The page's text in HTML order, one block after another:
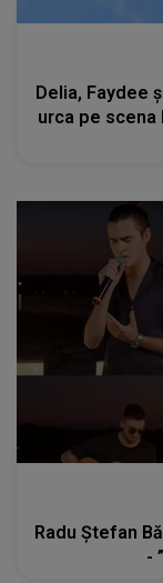
Delia, Faydee
urca pe scena
Radu Ștefan
-